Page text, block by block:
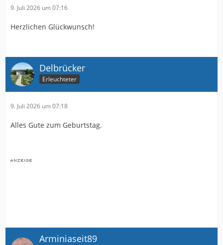
9. Juli 2026 um 07:16
Herzlichen Glückwunsch!
Delbrücker
Erleuchteter
9. Juli 2026 um 07:18
Alles Gute zum Geburtstag.
Arminiaseit89